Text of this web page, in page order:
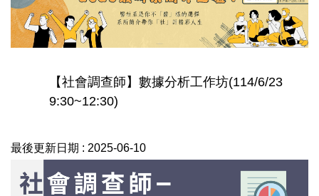
【社會調查師】數據分析工作坊(114/6/23
9:30~12:30)
最後更新日期 : 2025-06-10